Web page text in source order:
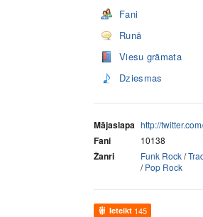
Fani
Runā
Viesu grāmata
Dziesmas
Mājaslapa http://
Fani 10138
Žanri Funk Rock/
/Pop Rock
Ieteikt 145